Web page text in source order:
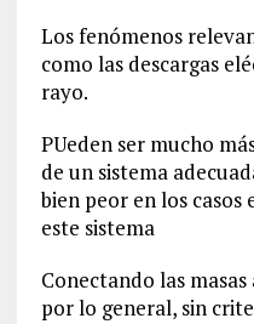
Los fenómenos
como las descargas
rayo.
PUeden ser mucho
de un sistema
bien peor en los casos
este sistema
Conectando las
por lo general, sin